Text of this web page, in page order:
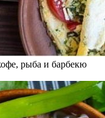
рыба и барбекю